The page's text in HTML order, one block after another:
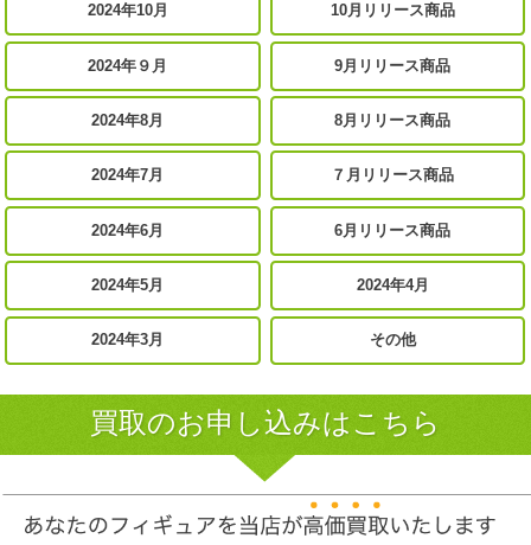
2024年10月 10月リリース商品
2024年９月 9月リリース商品
2024年8月 8月リリース商品
2024年7月 ７月リリース商品
2024年6月 6月リリース商品
2024年5月 2024年4月
2024年3月 その他
買取のお申し込みはこちら